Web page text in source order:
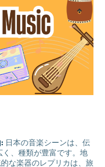
日本の音楽シーンは、伝
く、種類が豊富です。地
な楽器のレプリカは、旅